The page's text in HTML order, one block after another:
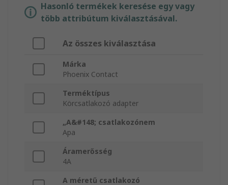
Hasonló termékek keresése egy vagy
több attribútum kiválasztásával.
Az összes kiválasztása
Márka
Phoenix Contact
Terméktípus
Körcsatlakozó adapter
„A&#148; csatlakozónem
Apa
Áramerősség
4A
A méretű csatlakozó